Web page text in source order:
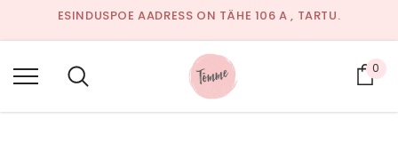
ESINDUSPOE AADRESS ON TÄHE 106 A , TARTU.
AVATUD:JUULIKUUS EELNEVAL KOKKULEPPEL TELEFONIL
53326649 VÕI E-MAILI TEEL.
INFO@TOMME.EE
0